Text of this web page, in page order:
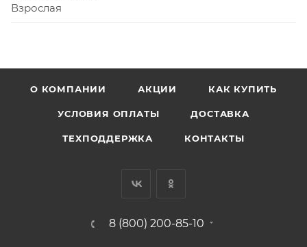
Взрослая
О КОМПАНИИ АКЦИИ КАК КУПИТЬ
УСЛОВИЯ ОПЛАТЫ ДОСТАВКА
ТЕХПОДДЕРЖКА КОНТАКТЫ
8 (800) 200-85-10